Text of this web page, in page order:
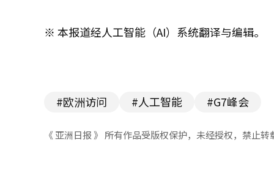
※ 本报道经人工智能（AI）系统翻译与编辑。
#欧洲访问 #人工智能 #G7峰会
《 亚洲日报 》 所有作品受版权保护，未经授权，禁止转